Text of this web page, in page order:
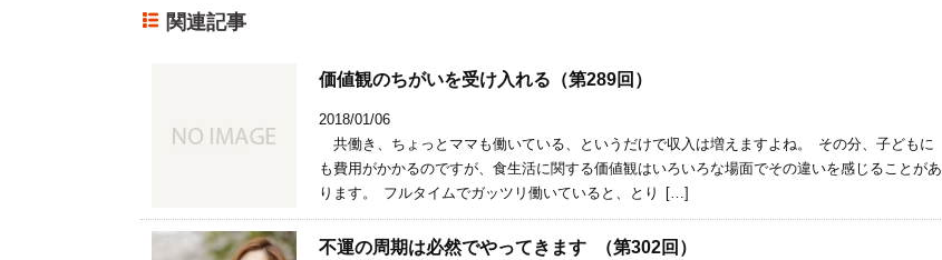
関連記事
価値観のちがいを受け入れる（第289回）
2018/01/06
共働き、ちょっとママも働いている、というだけで収入は増えますよね。 その分、子どもに
も費用がかかるのですが、食生活に関する価値観はいろいろな場面でその違いを感じることがあ
ります。 フルタイムでガッツリ働いていると、とり […]
不運の周期は必然でやってきます （第302回）